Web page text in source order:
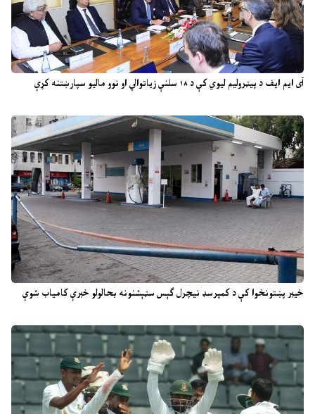
آی ایم ایف د پیټرولیم لیوي کې د ۱۸ سلنې زیاتوالي او نوو مالیو سپارښتنه کړې
خیبر پښتونخوا کې د کمپرسډ نیچرل ګېس سټېشنونه بحالولو خبرې کامیاب شوې